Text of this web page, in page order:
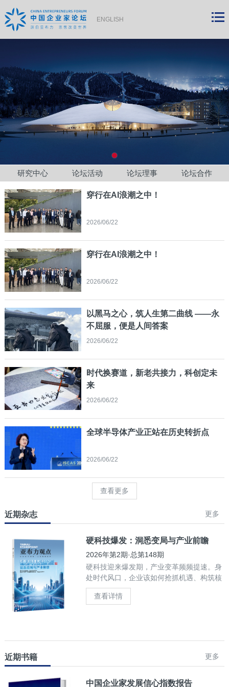
ENGLISH
研究中心 论坛活动 论坛理事 论坛合作
穿行在AI浪潮之中！
2026/06/22
穿行在AI浪潮之中！
2026/06/22
以黑马之心，筑人生第二曲线 ——永
不屈服，便是人间答案
2026/06/22
时代换赛道，新老共接力，科创定未
来
2026/06/22
全球半导体产业正站在历史转折点
2026/06/22
查看更多
近期杂志 更多
硬科技爆发：洞悉变局与产业前瞻
2026年第2期·总第148期
硬科技迎来爆发期，产业变革频频提速。身
处时代风口，企业该如何抢抓机遇、构筑核
心竞争力？
查看详情
近期书籍 更多
中国企业家发展信心指数报告